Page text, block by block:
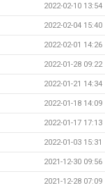
2022-02-10 13:54
2022-02-04 15:40
2022-02-01 14:26
2022-01-28 09:22
2022-01-21 14:34
2022-01-18 14:09
2022-01-17 17:13
2022-01-03 15:31
2021-12-30 09:56
2021-12-28 07:09